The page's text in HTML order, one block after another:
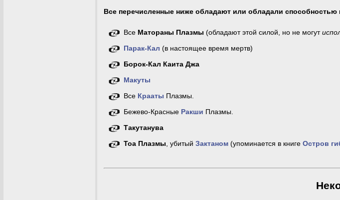
Все перечисленные ниже обладают или обладали способностью
Все Матораны Плазмы (обладают этой силой, но не могут
Парак-Кал (в настоящее время мертв)
Борок-Кал Каита Джа
Макуты
Все Крааты Плазмы.
Бежево-Красные Ракши Плазмы.
Такутанува
Тоа Плазмы, убитый Зактаном (упоминается в книге Остров